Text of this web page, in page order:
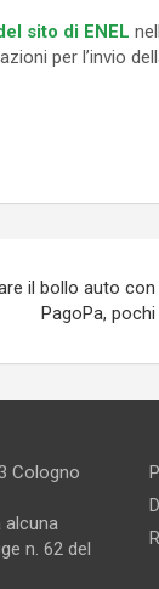
sito di ENEL
per l’invio
il bollo auto con
PagoPa,
Cologno
alcuna
n. 62 del